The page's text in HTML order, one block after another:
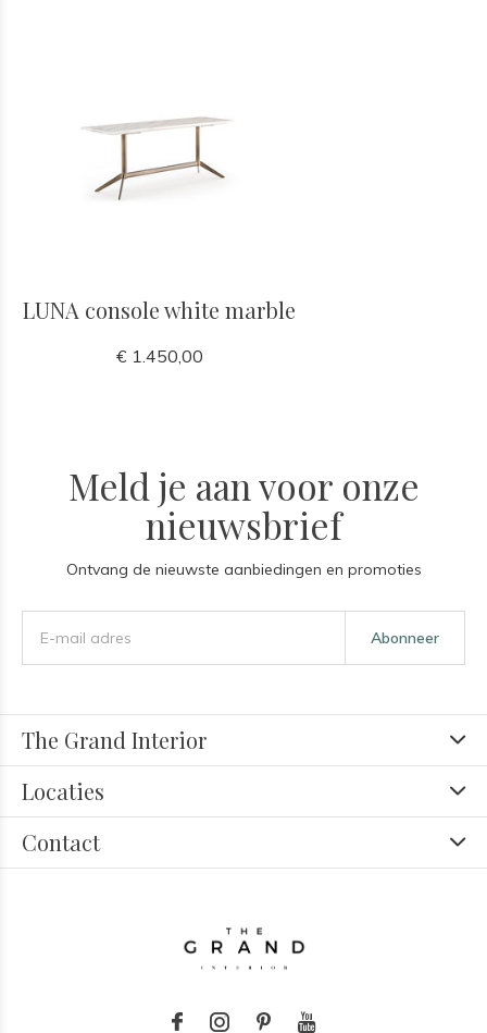
LUNA console white marble
€ 1.450,00
Meld je aan voor onze
nieuwsbrief
Ontvang de nieuwste aanbiedingen en promoties
Abonneer
The Grand Interior
Locaties
Contact